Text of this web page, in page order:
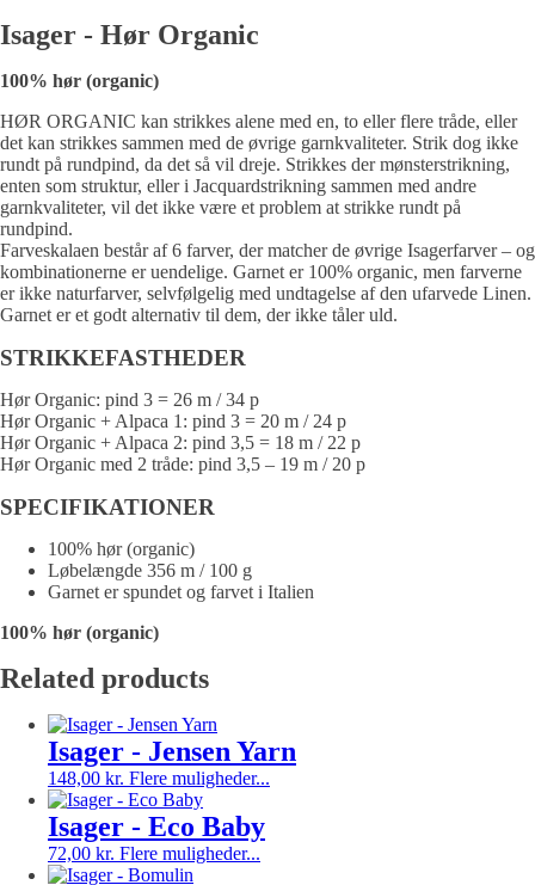
Isager - Hør Organic
100% hør (organic)
HØR ORGANIC kan strikkes alene med en, to eller flere tråde, eller
det kan strikkes sammen med de øvrige garnkvaliteter. Strik dog ikke
rundt på rundpind, da det så vil dreje. Strikkes der mønsterstrikning,
enten som struktur, eller i Jacquardstrikning sammen med andre
garnkvaliteter, vil det ikke være et problem at strikke rundt på
rundpind.
Farveskalaen består af 6 farver, der matcher de øvrige Isagerfarver – og
kombinationerne er uendelige. Garnet er 100% organic, men farverne
er ikke naturfarver, selvfølgelig med undtagelse af den ufarvede Linen.
Garnet er et godt alternativ til dem, der ikke tåler uld.
STRIKKEFASTHEDER
Hør Organic: pind 3 = 26 m / 34 p
Hør Organic + Alpaca 1: pind 3 = 20 m / 24 p
Hør Organic + Alpaca 2: pind 3,5 = 18 m / 22 p
Hør Organic med 2 tråde: pind 3,5 – 19 m / 20 p
SPECIFIKATIONER
100% hør (organic)
Løbelængde 356 m / 100 g
Garnet er spundet og farvet i Italien
100% hør (organic)
Related products
Isager - Jensen Yarn
148,00 kr. Flere muligheder...
Isager - Eco Baby
72,00 kr. Flere muligheder...